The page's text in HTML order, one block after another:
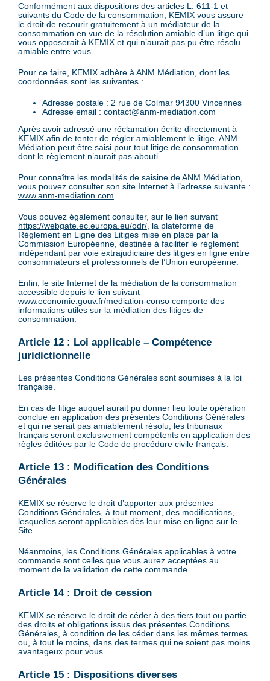
Conformément aux dispositions des articles L. 611-1 et
suivants du Code de la consommation, KEMIX vous assure
le droit de recourir gratuitement à un médiateur de la
consommation en vue de la résolution amiable d’un litige qui
vous opposerait à KEMIX et qui n’aurait pas pu être résolu
amiable entre vous.
Pour ce faire, KEMIX adhère à ANM Médiation, dont les
coordonnées sont les suivantes :
Adresse postale : 2 rue de Colmar 94300 Vincennes
Adresse email : contact@anm-mediation.com
Après avoir adressé une réclamation écrite directement à
KEMIX afin de tenter de régler amiablement le litige, ANM
Médiation peut être saisi pour tout litige de consommation
dont le règlement n’aurait pas abouti.
Pour connaître les modalités de saisine de ANM Médiation,
vous pouvez consulter son site Internet à l’adresse suivante :
www.anm-mediation.com
Vous pouvez également consulter, sur le lien suivant
https://webgate.ec.europa.eu/odr/ , la plateforme de
Règlement en Ligne des Litiges mise en place par la
Commission Européenne, destinée à faciliter le règlement
indépendant par voie extrajudiciaire des litiges en ligne entre
consommateurs et professionnels de l’Union européenne.
Enfin, le site Internet de la médiation de la consommation
accessible depuis le lien suivant
www.economie.gouv.fr/mediation-conso comporte des
informations utiles sur la médiation des litiges de
consommation.
Article 12 : Loi applicable – Compétence
juridictionnelle
Les présentes Conditions Générales sont soumises à la loi
française.
En cas de litige auquel aurait pu donner lieu toute opération
conclue en application des présentes Conditions Générales
et qui ne serait pas amiablement résolu, les tribunaux
français seront exclusivement compétents en application des
règles éditées par le Code de procédure civile français.
Article 13 : Modification des Conditions
Générales
KEMIX se réserve le droit d’apporter aux présentes
Conditions Générales, à tout moment, des modifications,
lesquelles seront applicables dès leur mise en ligne sur le
Site.
Néanmoins, les Conditions Générales applicables à votre
commande sont celles que vous aurez acceptées au
moment de la validation de cette commande.
Article 14 : Droit de cession
KEMIX se réserve le droit de céder à des tiers tout ou partie
des droits et obligations issus des présentes Conditions
Générales, à condition de les céder dans les mêmes termes
ou, à tout le moins, dans des termes qui ne soient pas moins
avantageux pour vous.
Article 15 : Dispositions diverses